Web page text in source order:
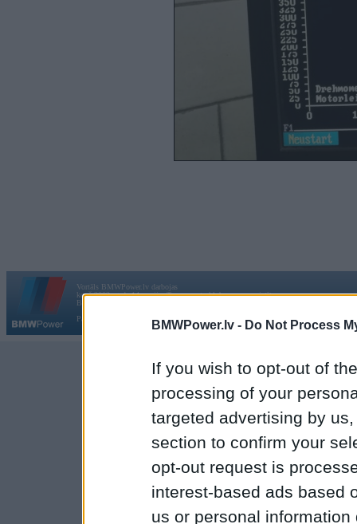
BMWPower.lv - Do Not Process
If you wish to opt-out of
processing of your
targeted advertising by
section to confirm your
opt-out request is
interest-based ads based
us or personal
Vortāls BMWPower.lv darbojas
kopš 2002. gada 14. maija. Tas nav auto klubs un nav saistīts ar
BMW AG.
Par BMWPower
Kontakti|Reklāma